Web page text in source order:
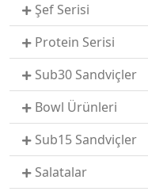
Şef Serisi
Protein Serisi
Sub30 Sandviçler
Bowl Ürünleri
Sub15 Sandviçler
Salatalar